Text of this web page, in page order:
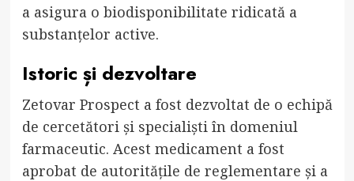
a asigura o biodisponibilitate ridicată a
substanțelor active.
Istoric și dezvoltare
Zetovar Prospect a fost dezvoltat de o echipă
de cercetători și specialiști în domeniul
farmaceutic. Acest medicament a fost
aprobat de autoritățile de reglementare și a